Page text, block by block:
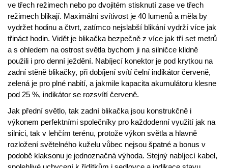
ve třech režimech nebo po dvojitém stisknutí zase ve třech
režimech blikají. Maximální svítivost je 40 lumenů a měla by
vydržet hodinu a čtvrt, zatímco nejslabší blikání vydrží více jak
třináct hodin. Vidět je blikačka bezpečně z více jak tří set metrů
a s ohledem na ostrost světla bychom ji na silničce klidně
použili i pro denní ježdění. Nabíjecí konektor je pod krytkou na
zadní stěně blikačky, při dobíjení svítí čelní indikátor červeně,
zelená je pro plné nabití, a jakmile kapacita akumulátoru klesne
pod 25 %, indikátor se rozsvítí červeně.
Jak přední světlo, tak zadní blikačka jsou konstrukčně i
výkonem perfektními společníky pro každodenní využití jak na
silnici, tak v lehčím terénu, protože výkon světla a hlavně
rozložení světelného kuželu vůbec nejsou špatné a bonus v
podobě klaksonu je jednoznačná výhoda. Stejný nabíjecí kabel,